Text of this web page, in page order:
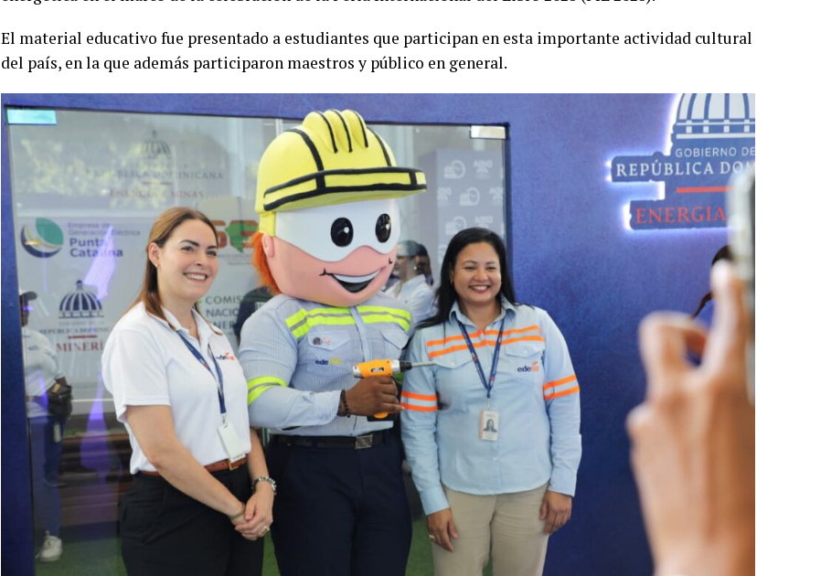
El material educativo fue presentado a estudiantes que participan en esta importante actividad cultural
del país, en la que además participaron maestros y público en general.